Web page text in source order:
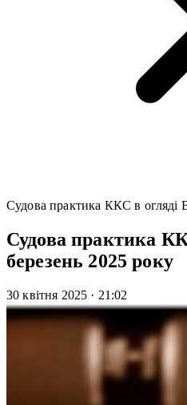
Судова практика ККС в огляді
Судова практика
березень 2025 року
30 квітня 2025 · 21:02